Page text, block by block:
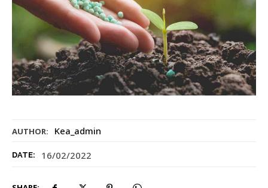
AUTHOR: Kea_admin
DATE: 16/02/2022